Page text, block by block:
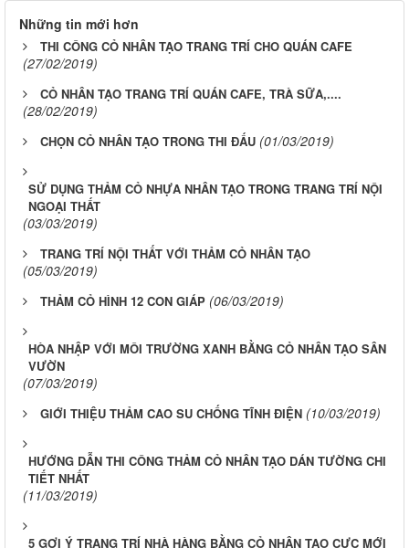
Những tin mới hơn
THI CÔNG CỎ NHÂN TẠO TRANG TRÍ CHO QUÁN CAFE
(27/02/2019)
CỎ NHÂN TẠO TRANG TRÍ QUÁN CAFE, TRÀ SỮA,....
(28/02/2019)
CHỌN CỎ NHÂN TẠO TRONG THI ĐẤU (01/03/2019)
SỬ DỤNG THẢM CỎ NHỰA NHÂN TẠO TRONG TRANG TRÍ NỘI
NGOẠI THẤT
(03/03/2019)
TRANG TRÍ NỘI THẤT VỚI THẢM CỎ NHÂN TẠO
(05/03/2019)
THẢM CỎ HÌNH 12 CON GIÁP (06/03/2019)
HÒA NHẬP VỚI MÔI TRƯỜNG XANH BẰNG CỎ NHÂN TẠO SÂN
VƯỜN
(07/03/2019)
GIỚI THIỆU THẢM CAO SU CHỐNG TĨNH ĐIỆN (10/03/2019)
HƯỚNG DẪN THI CÔNG THẢM CỎ NHÂN TẠO DÁN TƯỜNG CHI
TIẾT NHẤT
(11/03/2019)
5 GỢI Ý TRANG TRÍ NHÀ HÀNG BẰNG CỎ NHÂN TẠO CỰC MỚI